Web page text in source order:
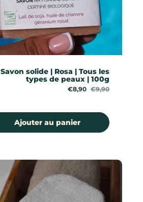
Savon solide | Rosa | Tous les
types de peaux | 100g
Prix de solde:
€8,90 Prix régulier:
€9,90
Ajouter au panier